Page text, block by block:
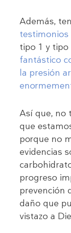
Además,
testimonios
tipo 1 y tipo
fantástico
la presión
Así que, no
que
porque no
evidencias
progreso
prevención
daño que
vistazo a